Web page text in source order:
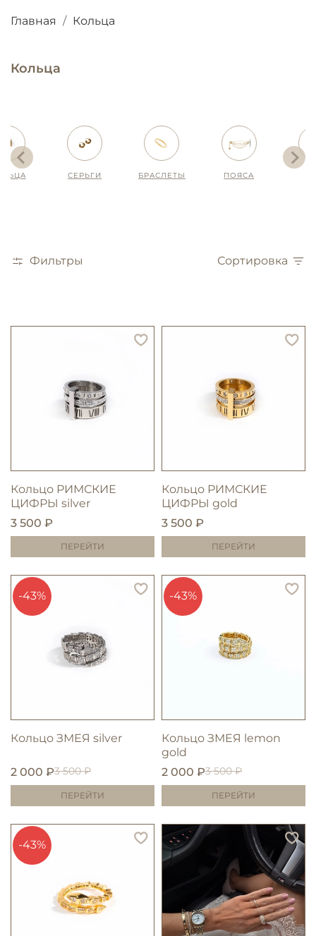
Главная Кольца
Кольца
БРАСЛЕТЫ ПОЯСА
Фильтры Сортировка
Кольцо РИМСКИЕ
ЦИФРЫ silver
ПЕРЕЙТИ
3 500 ₽
Кольцо РИМСКИЕ
ЦИФРЫ gold
ПЕРЕЙТИ
3 500 ₽
-43%
Кольцо ЗМЕЯ silver
ПЕРЕЙТИ
3 500 ₽
2 000 ₽
-43%
Кольцо ЗМЕЯ lemon
gold
ПЕРЕЙТИ
3 500 ₽
2 000 ₽
-43%